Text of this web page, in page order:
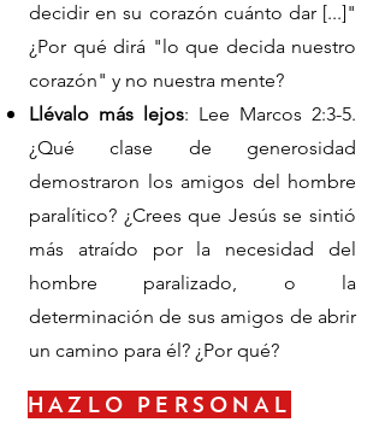
decidir en su corazón cuánto dar [...]"
¿Por qué dirá "lo que decida nuestro
corazón" y no nuestra mente?
Llévalo más lejos: Lee Marcos 2:3-5.
¿Qué clase de generosidad
demostraron los amigos del hombre
paralítico? ¿Crees que Jesús se sintió
más atraído por la necesidad del
hombre paralizado, o la
determinación de sus amigos de abrir
un camino para él? ¿Por qué?
HAZLO PERSONAL